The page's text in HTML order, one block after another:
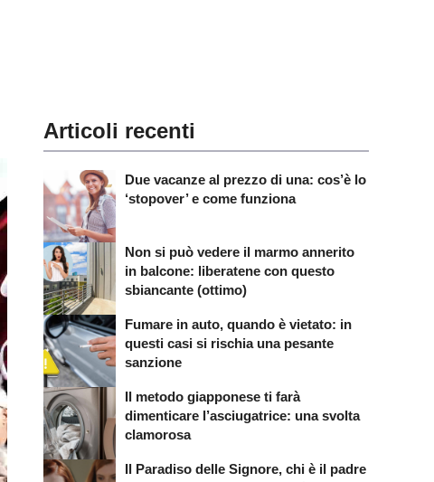
Articoli recenti
Due vacanze al prezzo di una: cos’è lo
‘stopover’ e come funziona
Non si può vedere il marmo annerito
in balcone: liberatene con questo
sbiancante (ottimo)
Fumare in auto, quando è vietato: in
questi casi si rischia una pesante
sanzione
Il metodo giapponese ti farà
dimenticare l’asciugatrice: una svolta
clamorosa
Il Paradiso delle Signore, chi è il padre